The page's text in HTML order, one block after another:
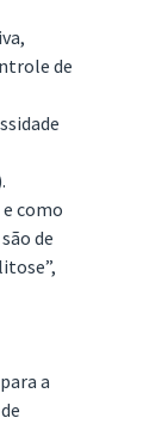
de
e como
de
a